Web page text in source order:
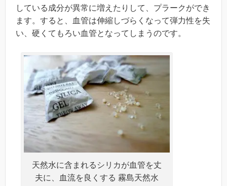
している成分が異常に増えたりして、プラークができ
ます。すると、血管は伸縮しづらくなって弾力性を失
い、硬くてもろい血管となってしまうのです。
天然水に含まれるシリカが血管を丈
夫に、血流を良くする 霧島天然水